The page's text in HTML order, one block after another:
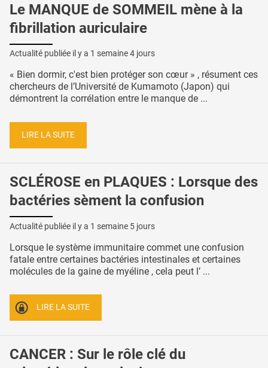
Le MANQUE de SOMMEIL mène à la
fibrillation auriculaire
Actualité publiée il y a 1 semaine 4 jours
« Bien dormir, c'est bien protéger son cœur » , résument ces
chercheurs de l’Université de Kumamoto (Japon) qui
démontrent la corrélation entre le manque de ...
LIRE LA SUITE
SCLÉROSE en PLAQUES : Lorsque des
bactéries sèment la confusion
Actualité publiée il y a 1 semaine 5 jours
Lorsque le système immunitaire commet une confusion
fatale entre certaines bactéries intestinales et certaines
molécules de la gaine de myéline , cela peut l’ ...
LIRE LA SUITE
CANCER : Sur le rôle clé du